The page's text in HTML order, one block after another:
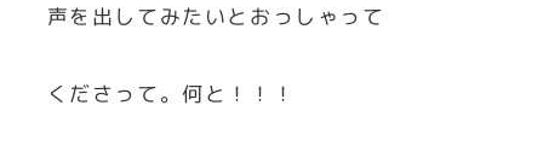
声を出してみたいとおっしゃって
くださって。何と！！！